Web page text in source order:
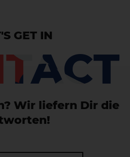
GET IN
Wir liefern Dir die